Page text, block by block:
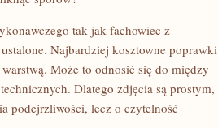
tak jak fachowiec z
Najbardziej kosztowne poprawki
Może to odnosić się do między
Dlatego zdjęcia są prostym,
podejrzliwości, lecz o czytelność